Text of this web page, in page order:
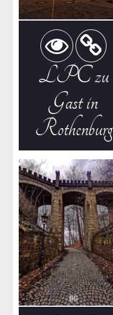
LPC zu
Gast in
Rothenburg